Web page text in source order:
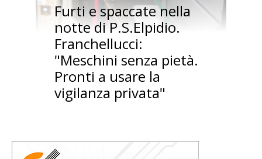
Furti e spaccate nella
notte di P.S.Elpidio.
Franchellucci:
"Meschini senza pietà.
Pronti a usare la
vigilanza privata"